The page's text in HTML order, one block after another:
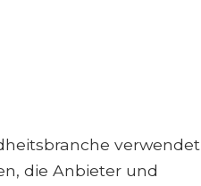
verwendet
die Anbieter und